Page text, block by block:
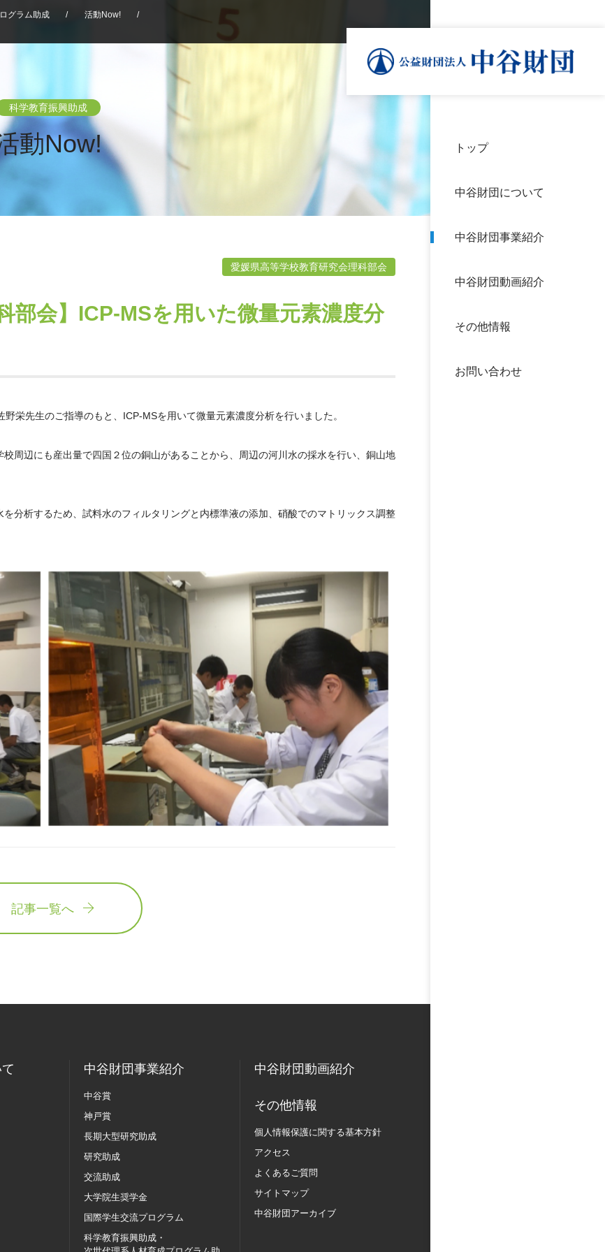
トップ
中谷財団について
中谷財団事業紹介
中谷財団動画紹介
その他情報
お問い合わせ
グラム助成 / 活動Now!
/
科学教育振興助成
動Now!
愛媛県高等学校教育研究会理科部会
部会】ICP-MSを用いた微量元素濃度分
栄先生のご指導のもと、ICP-MSを用いて微量元素濃度分析を行いました。
周辺にも産出量で四国２位の銅山があることから、周辺の河川水の採水を行い、銅山地
分析するため、試料水のフィルタリングと内標準液の添加、硝酸でのマトリックス調整
記事一覧へ
中谷財団事業紹介
中谷賞
神戸賞
長期大型研究助成
研究助成
交流助成
大学院生奨学金
国際学生交流プログラム
科学教育振興助成・
中谷財団動画紹介
その他情報
個人情報保護に関する基本方針
アクセス
よくあるご質問
サイトマップ
中谷財団アーカイブ